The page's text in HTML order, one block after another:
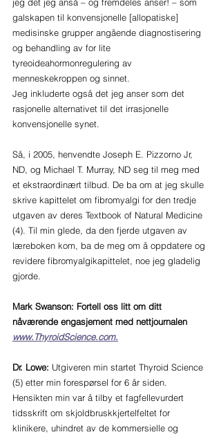
galskapen til konvensjonelle [allopatiske]
medisinske grupper angående diagnostisering
og behandling av for lite
tyreoideahormonregulering av
menneskekroppen og sinnet.
Jeg inkluderte også det jeg anser som det
rasjonelle alternativet til det irrasjonelle
konvensjonelle synet.
Så, i 2005, henvendte Joseph E. Pizzorno Jr,
ND, og Michael T. Murray, ND seg til meg med
et ekstraordinært tilbud. De ba om at jeg skulle
skrive kapittelet om fibromyalgi for den tredje
utgaven av deres Textbook of Natural Medicine
(4). Til min glede, da den fjerde utgaven av
læreboken kom, ba de meg om å oppdatere og
revidere fibromyalgikapittelet, noe jeg gladelig
gjorde.
Mark Swanson: Fortell oss litt om ditt
nåværende engasjement med nettjournalen
www.ThyroidScience.com.
Dr. Lowe: Utgiveren min startet Thyroid Science
(5) etter min forespørsel for 6 år siden.
Hensikten min var å tilby et fagfellevurdert
tidsskrift om skjoldbruskkjertelfeltet for
klinikere, uhindret av de kommersielle og